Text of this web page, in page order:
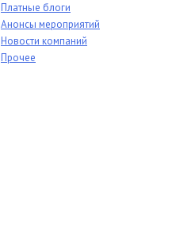
Платные блоги
Анонсы мероприятий
Новости компаний
Прочее